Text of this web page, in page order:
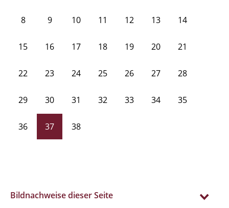
8 9 10 11 12 13 14
15 16 17 18 19 20 21
22 23 24 25 26 27 28
29 30 31 32 33 34 35
36 37 38
Bildnachweise dieser Seite